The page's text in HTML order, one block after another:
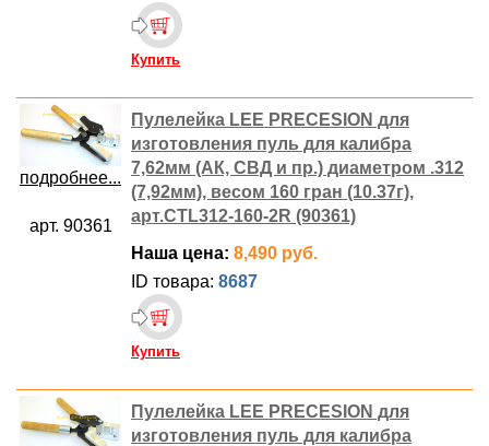
Купить
подробнее...
арт. 90361
Пулелейка LEE PRECESION для
изготовления пуль для калибра
7,62мм (АК, СВД и пр.) диаметром .312
(7,92мм), весом 160 гран (10.37г),
арт.CTL312-160-2R (90361)
Наша цена: 8,490 руб.
ID товара: 8687
Купить
Пулелейка LEE PRECESION для
изготовления пуль для калибра